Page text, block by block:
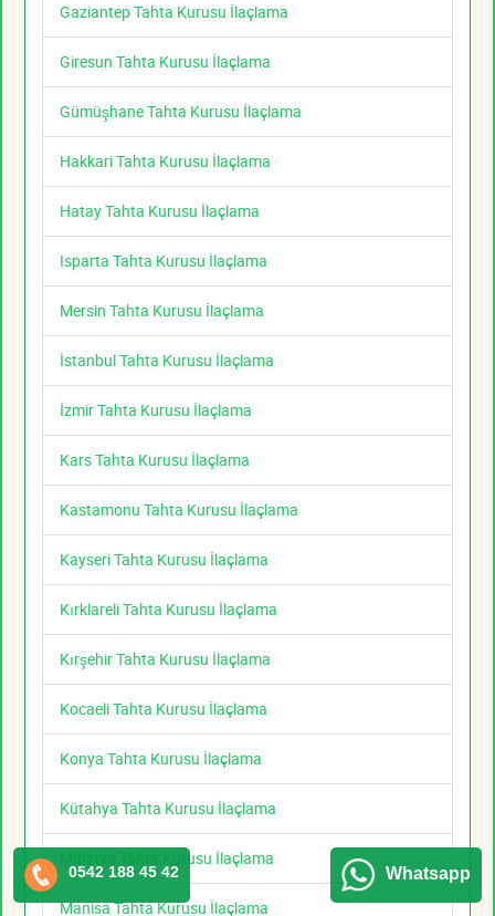
Gaziantep Tahta Kurusu İlaçlama
Giresun Tahta Kurusu İlaçlama
Gümüşhane Tahta Kurusu İlaçlama
Hakkari Tahta Kurusu İlaçlama
Hatay Tahta Kurusu İlaçlama
Isparta Tahta Kurusu İlaçlama
Mersin Tahta Kurusu İlaçlama
İstanbul Tahta Kurusu İlaçlama
İzmir Tahta Kurusu İlaçlama
Kars Tahta Kurusu İlaçlama
Kastamonu Tahta Kurusu İlaçlama
Kayseri Tahta Kurusu İlaçlama
Kırklareli Tahta Kurusu İlaçlama
Kırşehir Tahta Kurusu İlaçlama
Kocaeli Tahta Kurusu İlaçlama
Konya Tahta Kurusu İlaçlama
Kütahya Tahta Kurusu İlaçlama
Malatya Tahta Kurusu İlaçlama
Manisa Tahta Kurusu İlaçlama
0542 188 45 42 Whatsapp